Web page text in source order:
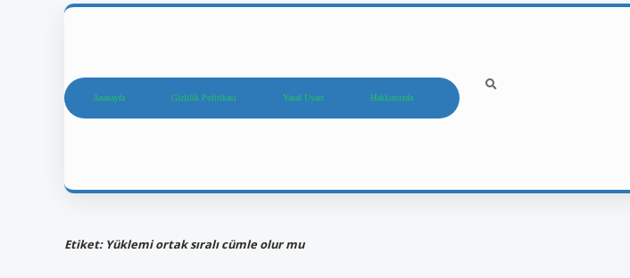
Anasayfa Gizlilik Politikası Yasal Uyarı Hakkımızda
Etiket: Yüklemi ortak sıralı cümle olur mu